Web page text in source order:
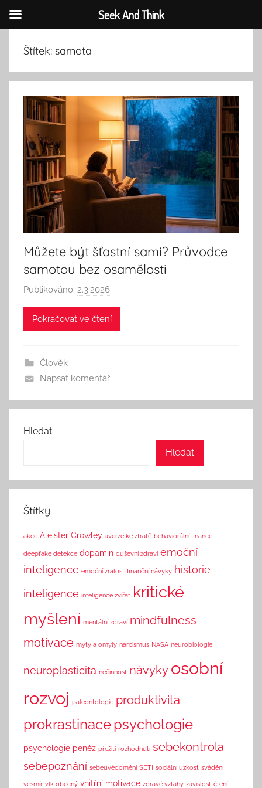
obsahu
Štítek: samota
Můžete být šťastní sami? Průvodce
samotou bez osamělosti
Publikováno: 2.3.2026
u
t
e
T
n
k
Pokračovat ve čtení
Člověk
Napsat komentář
Hledat
Hledat
Štítky
akce Aleister Crowley averze ke ztrátě behaviorální finance
deepfake detekce dopamin duševní zdraví emoční
inteligence emoční zralost finanční návyky historie
inteligence inteligence zvířat kritické
myšlení mentální zdraví mindfulness
motivace mýty a omyly narcismus NASA neurobiologie
neuroplasticita nečinnost návyky osobní
rozvoj paleontologie produktivita
prokrastinacepsychologie
psychologie peněz přežití rozhodnutí sebekontrola
sebepoznání sebeuvědomění SETI sociální úzkost svádění
vesmír vlk obecný vnitřní motivace zdravé vztahy závislost čtení
Seek And Think